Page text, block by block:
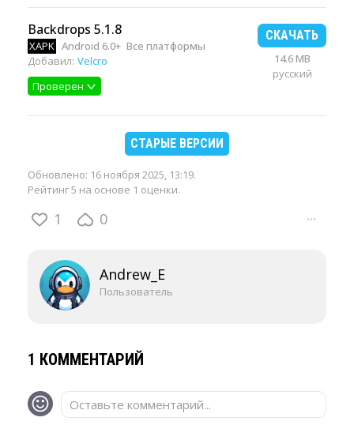
Backdrops 5.1.8
XAPK Android 6.0+ Все платформы
Добавил: Velcro
Проверен
СКАЧАТЬ
14.6 MB
русский
СТАРЫЕ ВЕРСИИ
Обновлено: 16 ноября 2025, 13:19.
Рейтинг 5 на основе 1 оценки.
1 0 ···
Andrew_E
Пользователь
1 КОММЕНТАРИЙ
Оставьте комментарий...